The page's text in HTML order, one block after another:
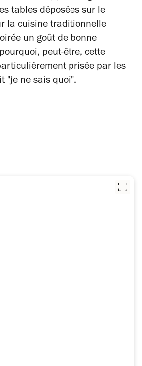
tables déposées sur le
la cuisine traditionnelle
un goût de bonne
peut-être, cette
prisée par les
"je ne sais quoi".